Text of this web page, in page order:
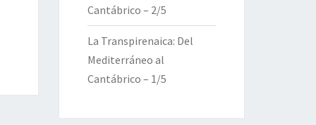
Cantábrico – 2/5
La Transpirenaica: Del
Mediterráneo al
Cantábrico – 1/5